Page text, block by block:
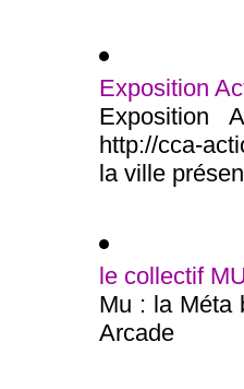
Exposition
Exposition
http://cca-
la ville
le collectif
Mu : la Méta
Arcade